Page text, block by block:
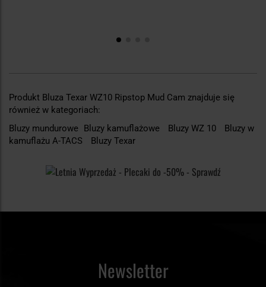
Produkt Bluza Texar WZ10 Ripstop Mud Cam znajduje się
również w kategoriach:
Bluzy mundurowe Bluzy kamuflażowe Bluzy WZ 10
Bluzy w
kamuflażu A-TACS
Bluzy Texar
Newsletter